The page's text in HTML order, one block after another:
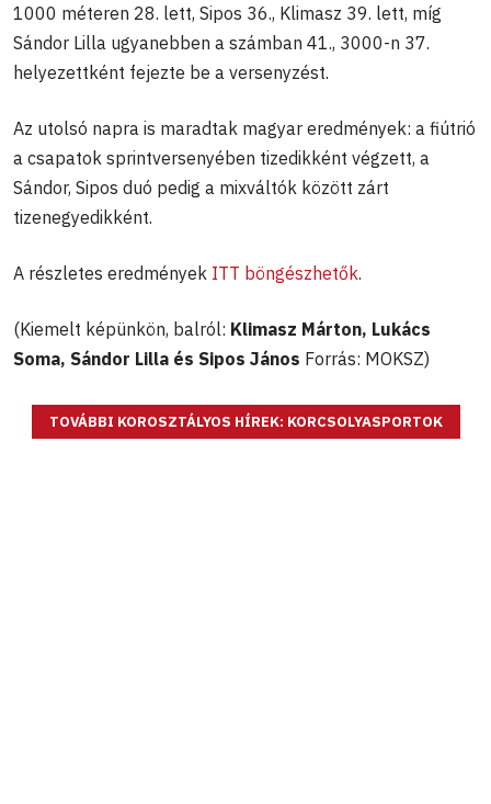
1000 méteren 28. lett, Sipos 36., Klimasz 39. lett, míg
Sándor Lilla ugyanebben a számban 41., 3000-n 37.
helyezettként fejezte be a versenyzést.
Az utolsó napra is maradtak magyar eredmények: a fiútrió
a csapatok sprintversenyében tizedikként végzett, a
Sándor, Sipos duó pedig a mixváltók között zárt
tizenegyedikként.
A részletes eredmények ITT böngészhetők.
(Kiemelt képünkön, balról: Klimasz Márton, Lukács
Soma, Sándor Lilla és Sipos János Forrás: MOKSZ)
TOVÁBBI KOROSZTÁLYOS HÍREK: KORCSOLYASPORTOK